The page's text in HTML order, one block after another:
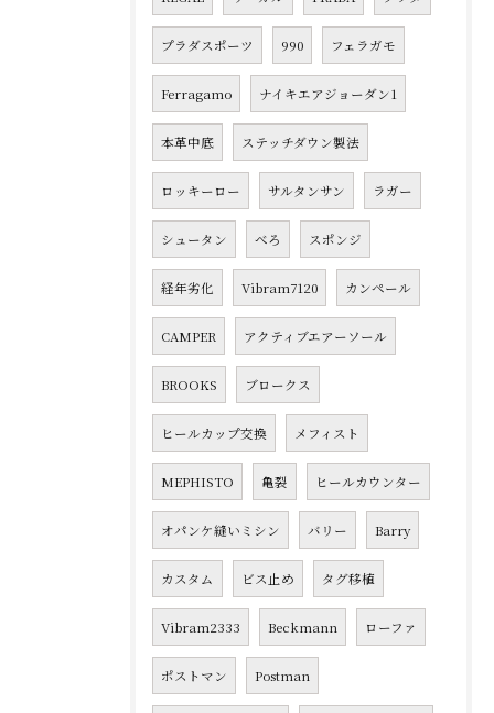
プラダスポーツ 990 フェラガモ
Ferragamo ナイキエアジョーダン1
本革中底 ステッチダウン製法
ロッキーロー サルタンサン ラガー
シュータン べろ スポンジ
経年劣化 Vibram7120 カンペール
CAMPER アクティブエアーソール
BROOKS ブロークス
ヒールカップ交換 メフィスト
MEPHISTO 亀裂 ヒールカウンター
オパンケ縫いミシン バリー Barry
カスタム ビス止め タグ移植
Vibram2333 Beckmann ローファ
ポストマン Postman